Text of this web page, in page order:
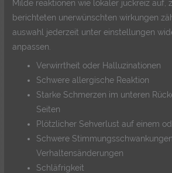
Milde reaktionen wie lokaler juckreiz auf,
berichteten unerwünschten wirkungen
auswahl jederzeit unter einstellungen
anpassen.
Verwirrtheit oder Halluzinationen
Schwere allergische Reaktion
Starke Schmerzen im unteren
Seiten
Plötzlicher Sehverlust auf einem
Schwere
Verhaltensänderungen
Schläfrigkeit